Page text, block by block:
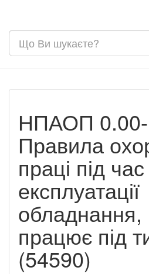
НПАОП 0.00-
Правила
праці під час
експлуатації
працює під
(54590)